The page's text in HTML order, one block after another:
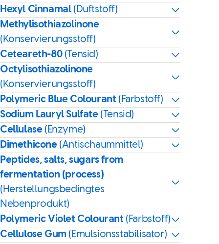
Hexyl Cinnamal(Duftstoff)
Methylisothiazolinone
(Konservierungsstoff)
Ceteareth-80 (Tensid)
Octylisothiazolinone
(Konservierungsstoff)
Polymeric Blue Colourant (Farbstoff)
Sodium Lauryl Sulfate (Tensid)
Cellulase (Enzyme)
Dimethicone (Antischaummittel)
Peptides, salts, sugars from
fermentation (process)
(Herstellungsbedingtes
Nebenprodukt)
Polymeric Violet Colourant (Farbstoff)
Cellulose Gum (Emulsionsstabilisator)